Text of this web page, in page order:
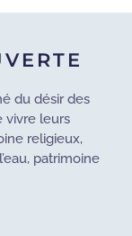
du désir des
vivre leurs
religieux,
patrimoine